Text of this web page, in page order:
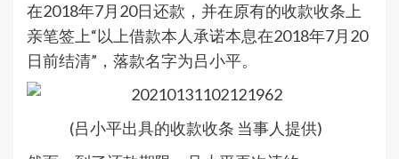
在2018年7月20日还款，并在原有的收款收条上
亲笔签上“以上借款本人承诺本息在2018年7月20
日前结清”，落款名字为吕小平。
(吕小平出具的收款收条 当事人提供)